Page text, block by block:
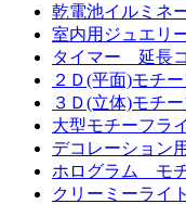
乾電池イルミネ
室内用ジュエリ
タイマー 延長
２Ｄ(平面)モチ
３Ｄ(立体)モチー
大型モチーフラ
デコレーション
ホログラム モ
クリーミーライ